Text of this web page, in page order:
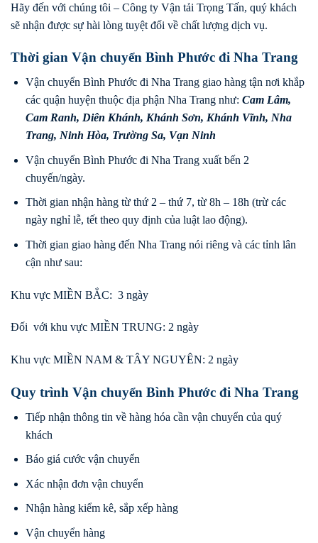
Hãy đến với chúng tôi – Công ty Vận tải Trọng Tấn, quý khách
sẽ nhận được sự hài lòng tuyệt đối về chất lượng dịch vụ.
Thời gian Vận chuyển Bình Phước đi Nha Trang
Vận chuyển Bình Phước đi Nha Trang giao hàng tận nơi khắp
các quận huyện thuộc địa phận Nha Trang như: Cam Lâm,
Cam Ranh, Diên Khánh, Khánh Sơn, Khánh Vĩnh, Nha
Trang, Ninh Hòa, Trường Sa, Vạn Ninh
Vận chuyển Bình Phước đi Nha Trang xuất bến 2
chuyến/ngày.
Thời gian nhận hàng từ thứ 2 – thứ 7, từ 8h – 18h (trừ các
ngày nghỉ lễ, tết theo quy định của luật lao động).
Thời gian giao hàng đến Nha Trang nói riêng và các tỉnh lân
cận như sau:
Khu vực MIỀN BẮC: 3 ngày
Đối với khu vực MIỀN TRUNG: 2 ngày
Khu vực MIỀN NAM & TÂY NGUYÊN: 2 ngày
Quy trình Vận chuyển Bình Phước đi Nha Trang
Tiếp nhận thông tin về hàng hóa cần vận chuyển của quý
khách
Báo giá cước vận chuyển
Xác nhận đơn vận chuyển
Nhận hàng kiểm kê, sắp xếp hàng
Vận chuyển hàng